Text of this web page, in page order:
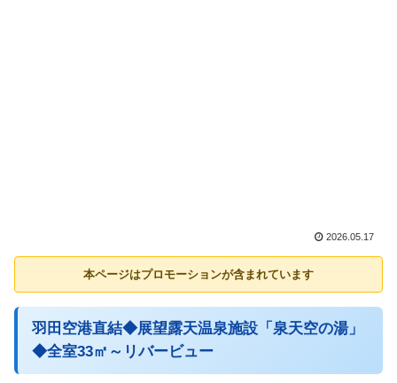
2026.05.17
本ページはプロモーションが含まれています
羽田空港直結◆展望露天温泉施設「泉天空の湯」
◆全室33㎡～リバービュー